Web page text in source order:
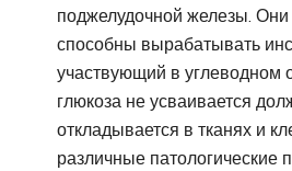
поджелудочной железы.
способны вырабатывать
участвующий в углеводном
глюкоза не усваивается
откладывается в тканях и
различные патологические